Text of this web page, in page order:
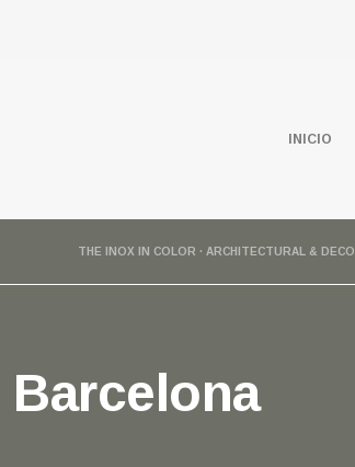
INICIO
THE INOX IN COLOR · ARCHITECTURAL &
Barcelona